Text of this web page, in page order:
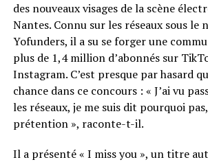
des nouveaux visages de la scène
Nantes. Connu sur les réseaux sous le
Yofunders, il a su se forger une
plus de 1,4 million d’abonnés sur
Instagram. C’est presque par hasard
chance dans ce concours : « J’ai vu
les réseaux, je me suis dit pourquoi
prétention », raconte-t-il.
Il a présenté « I miss you », un titre